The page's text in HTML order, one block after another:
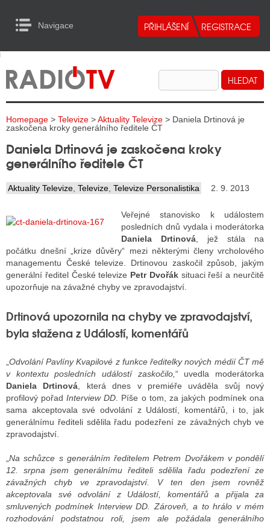
Navigace
RADIA
TELEVIZE
INTERNET
TISK
RADIA
VYSÍLAČE
TELEVIZÍ
INTERNET
RÁDIA
STRÁNKY TV
TISK
to Content
Homepage > Televize >Aktuality Televize > Daniela Drtinová je
zaskočena kroky generálního ředitele ČT
Daniela Drtinová je zaskočena kroky
generálního ředitele ČT
Aktuality Televize Televize Televize Personalistika 2. 9. 2013
Veřejné stanovisko k událostem
posledních dnů vydala i moderátorka
Daniela Drtinová , jež stála na
počátku dnešní „krize důvěry“ mezi některými členy vrcholového
managementu České televize. Drtinovou zaskočil způsob, jakým
generální ředitel České televize Petr Dvořáksituaci řeší a neurčitě
upozorňuje na závažné chyby ve zpravodajství.
Drtinová upozornila na chyby ve zpravodajství,
byla stažena z Událostí, komentářů
Odvolání Pavlíny Kvapilové z funkce ředitelky nových médií ČT mě
v kontextu posledních událostí zaskočilo, “ uvedla moderátorka
Daniela Drtinová , která dnes v premiéře uváděla svůj nový
profilový pořadInterview DD . Píše o tom, za jakých podmínek ona
sama akceptovala své odvolání z Událostí, komentářů, i to, jak
generálnímu řediteli sdělila řadu podezření ze závažných chyb ve
zpravodajství.
Na schůzce s generálním ředitelem Petrem Dvořákem v pondělí
12. srpna jsem generálnímu řediteli sdělila řadu podezření ze
závažných chyb ve zpravodajství. V ten den jsem rovněž
akceptovala své odvolání z Událostí, komentářů a přijala za
smluvených podmínek Interview DD. Zároveň, a to hrálo v mém
rozhodování podstatnou roli, jsem ale požádala generálního